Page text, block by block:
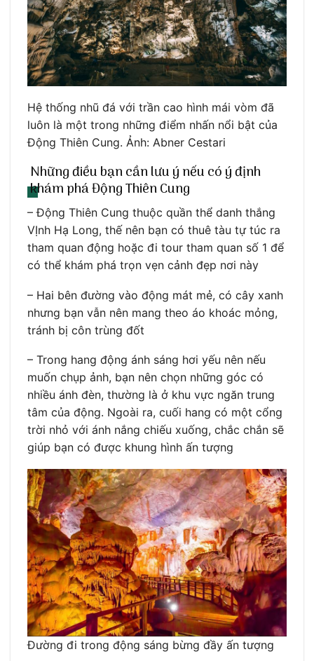
Hệ thống nhũ đá với trần cao hình mái vòm đã
luôn là một trong những điểm nhấn nổi bật của
Động Thiên Cung. Ảnh: Abner Cestari
Những điều bạn cần lưu ý nếu có ý định
khám phá Động Thiên Cung
– Động Thiên Cung thuộc quần thể danh thắng
VỊnh Hạ Long, thế nên bạn có thuê tàu tự túc ra
tham quan động hoặc đi tour tham quan số 1 để
có thể khám phá trọn vẹn cảnh đẹp nơi này
– Hai bên đường vào động mát mẻ, có cây xanh
nhưng bạn vẫn nên mang theo áo khoác mỏng,
tránh bị côn trùng đốt
– Trong hang động ánh sáng hơi yếu nên nếu
muốn chụp ảnh, bạn nên chọn những góc có
nhiều ánh đèn, thường là ở khu vực ngăn trung
tâm của động. Ngoài ra, cuối hang có một cổng
trời nhỏ với ánh nắng chiếu xuống, chắc chắn sẽ
giúp bạn có được khung hình ấn tượng
Đường đi trong động sáng bừng đầy ấn tượng